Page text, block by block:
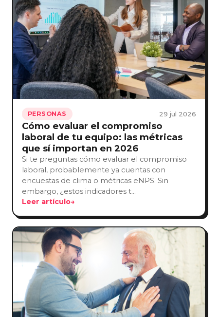
PERSONAS 29 jul 2026
Cómo evaluar el compromiso
laboral de tu equipo: las métricas
que sí importan en 2026
Si te preguntas cómo evaluar el compromiso
laboral, probablemente ya cuentas con
encuestas de clima o métricas eNPS. Sin
embargo, ¿estos indicadores t…
Leer artículo→